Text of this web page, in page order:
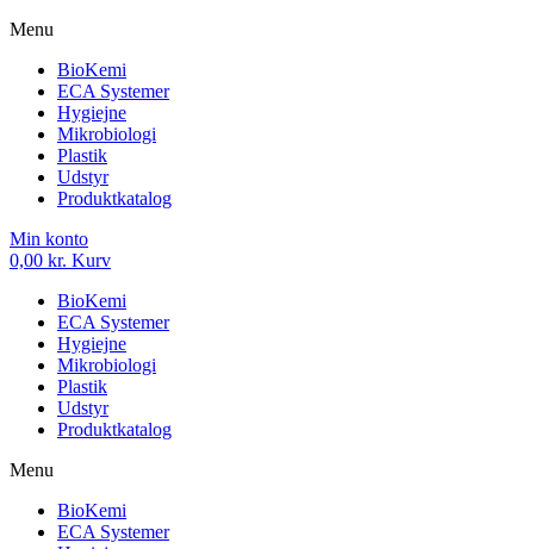
Menu
BioKemi
ECA Systemer
Hygiejne
Mikrobiologi
Plastik
Udstyr
Produktkatalog
Min konto
0,00 kr. Kurv
BioKemi
ECA Systemer
Hygiejne
Mikrobiologi
Plastik
Udstyr
Produktkatalog
Menu
BioKemi
ECA Systemer